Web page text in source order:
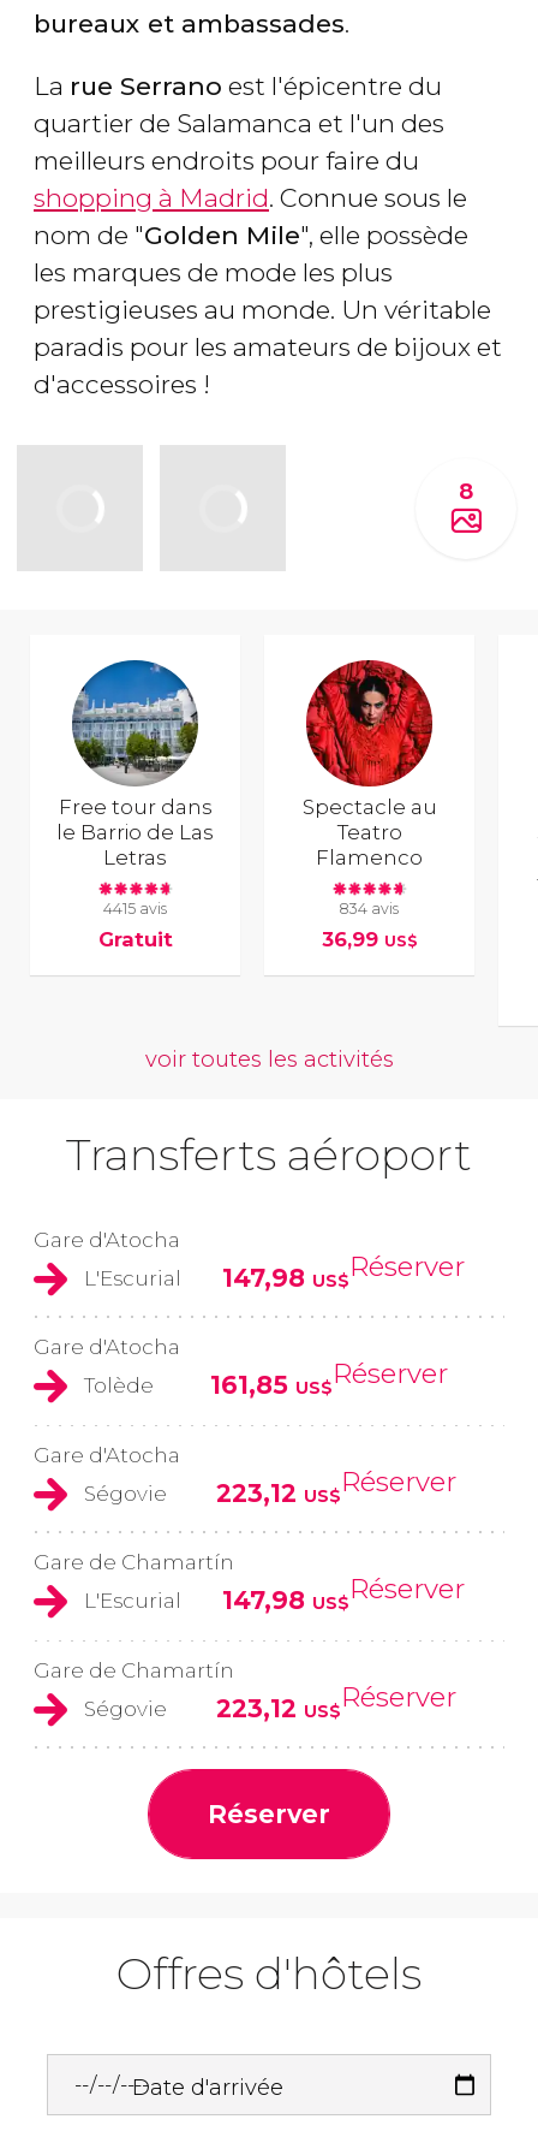
bureaux et ambassades.
La rue Serrano est l'épicentre du
quartier de Salamanca et l'un des
meilleurs endroits pour faire du
shopping à Madrid. Connue sous le
nom de "Golden Mile", elle possède
les marques de mode les plus
prestigieuses au monde. Un véritable
paradis pour les amateurs de bijoux et
d'accessoires !
8
Free tour dans
le Barrio de Las
Letras
4415 avis
Gratuit
Spectacle au
Teatro
Flamenco
834 avis
36,99 US$
voir toutes les activités
Transferts aéroport
Gare d'Atocha
L'Escurial
147,98 US$Réserver
Gare d'Atocha
Tolède
161,85 US$Réserver
Gare d'Atocha
Ségovie
223,12 US$Réserver
Gare de Chamartín
L'Escurial
147,98 US$Réserver
Gare de Chamartín
Ségovie
223,12 US$Réserver
Réserver
Offres d'hôtels
Date d'arrivée